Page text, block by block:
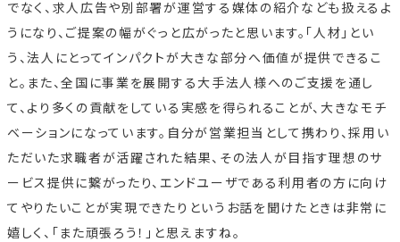
でなく、求人広告や別部署が運営する媒体の紹介なども扱えるよ
うになり、ご提案の幅がぐっと広がったと思います。「人材」とい
う、法人にとってインパクトが大きな部分へ価値が提供できるこ
と。また、全国に事業を展開する大手法人様へのご支援を通し
て、より多くの貢献をしている実感を得られることが、大きなモチ
ベーションになっています。自分が営業担当として携わり、採用い
ただいた求職者が活躍された結果、その法人が目指す理想のサ
ービス提供に繋がったり、エンドユーザである利用者の方に向け
てやりたいことが実現できたりというお話を聞けたときは非常に
嬉しく、「また頑張ろう！」と思えますね。